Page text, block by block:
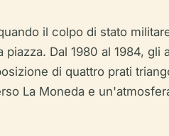
il colpo di stato
Dal 1980 al 1984, gli
di quattro prati
La Moneda e